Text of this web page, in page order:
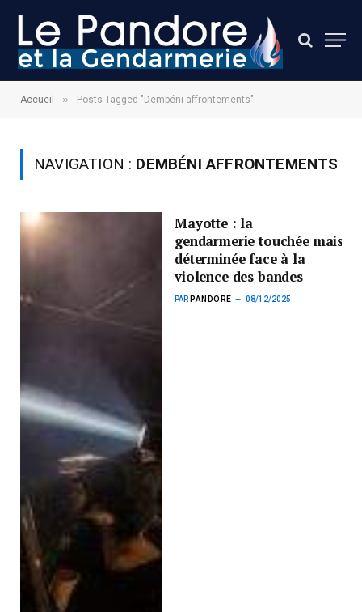
Accueil » Posts Tagged "Dembéni affrontements"
NAVIGATION : DEMBÉNI AFFRONTEMENTS
Mayotte : la
gendarmerie touchée mais
déterminée face à la
violence des bandes
PAR PANDORE 08/12/2025